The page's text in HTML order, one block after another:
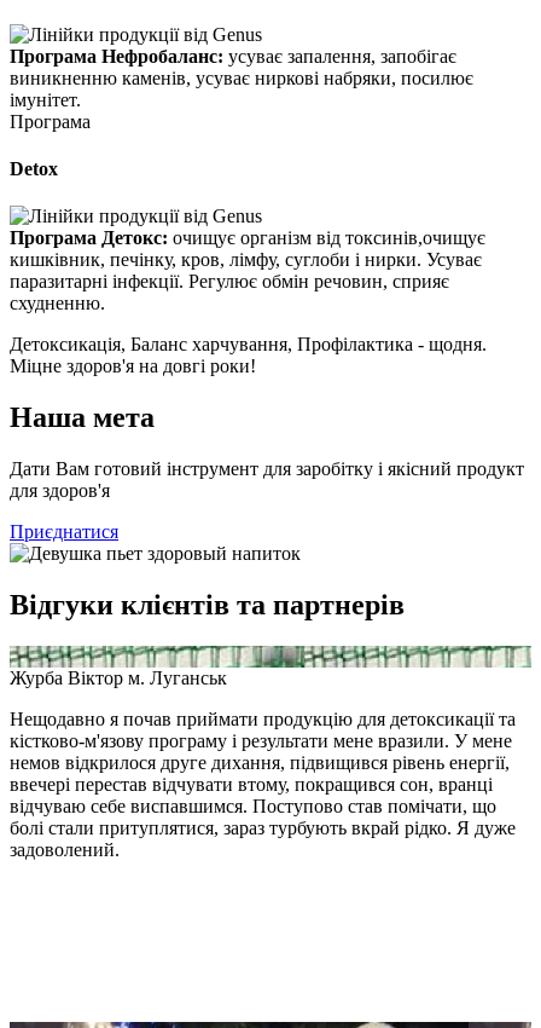
Програма Нефробаланс: усуває запалення, запобігає
виникненню каменів, усуває ниркові набряки, посилює
імунітет.
Програма
Detox
Програма Детокс: очищує організм від токсинів,очищує
кишківник, печінку, кров, лімфу, суглоби і нирки. Усуває
паразитарні інфекції. Регулює обмін речовин, сприяє
схудненню.
Детоксикація, Баланс харчування, Профілактика - щодня.
Міцне здоров'я на довгі роки!
Наша мета
Дати Вам готовий інструмент для заробітку і якісний продукт
для здоров'я
Приєднатися
Відгуки клієнтів та партнерів
Журба Віктор м. Луганськ
Нещодавно я почав приймати продукцію для детоксикації та
кістково-м'язову програму і результати мене вразили. У мене
немов відкрилося друге дихання, підвищився рівень енергії,
ввечері перестав відчувати втому, покращився сон, вранці
відчуваю себе виспавшимся. Поступово став помічати, що
болі стали притуплятися, зараз турбують вкрай рідко. Я дуже
задоволений.